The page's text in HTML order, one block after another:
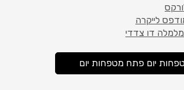
לייקרה
מלמלה דו צדדי
יום פתח מטפחות יום